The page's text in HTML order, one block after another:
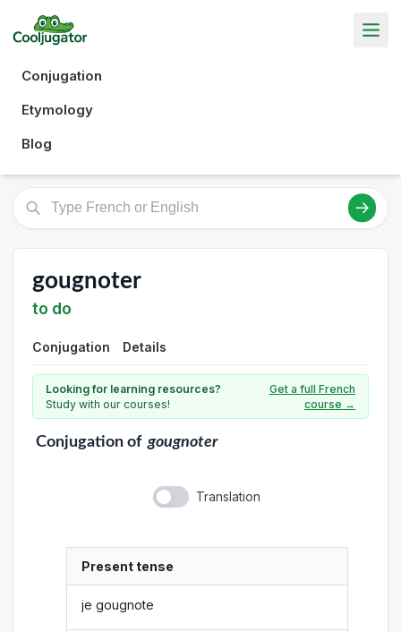
Conjugation
Etymology
Blog
gougnoter
to do
Conjugation Details
Looking for learning resources?
Study with our courses!
Get a full French
course →
Conjugationof gougnoter
Translation
Present tense
je gougnote